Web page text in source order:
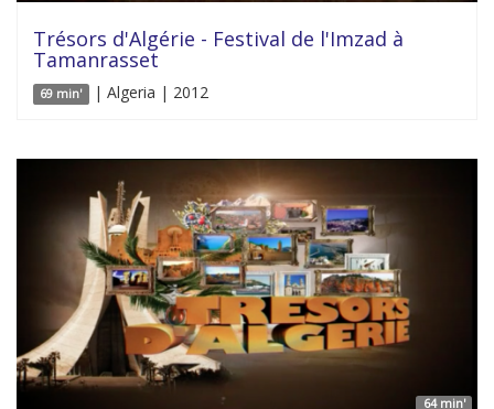
Trésors d'Algérie - Festival de l'Imzad à
Tamanrasset
69 min' | Algeria | 2012
64 min'